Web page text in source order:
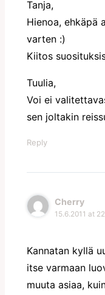
Tanja,
Hienoa, ehkäpä
varten :)
Kiitos
Tuulia,
Voi ei
sen joltakin
Reply
Cherry
15.6.2011 at
Kannatan kyllä
itse varmaan
muuta asiaa,